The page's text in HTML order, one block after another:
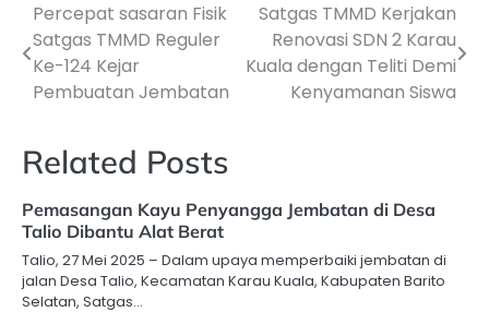
Navigasi
pos
Percepat sasaran Fisik
Satgas TMMD Reguler
Ke-124 Kejar
Pembuatan Jembatan
Satgas TMMD Kerjakan
Renovasi SDN 2 Karau
Kuala dengan Teliti Demi
Kenyamanan Siswa
Related Posts
Pemasangan Kayu Penyangga Jembatan di Desa
Talio Dibantu Alat Berat
Talio, 27 Mei 2025 – Dalam upaya memperbaiki jembatan di
jalan Desa Talio, Kecamatan Karau Kuala, Kabupaten Barito
Selatan, Satgas…